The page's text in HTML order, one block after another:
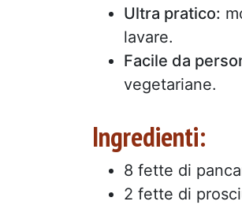
Ultra pratico:
lavare.
Facile da
vegetariane.
Ingredienti:
8 fette di
2 fette di